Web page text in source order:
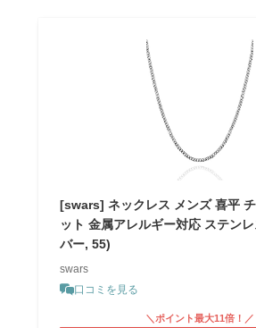
[swars] ネックレス メンズ 喜平
ット 金属アレルギー対応 ステン
バー, 55)
swars
口コミを見る
＼ポイント最大11倍！／